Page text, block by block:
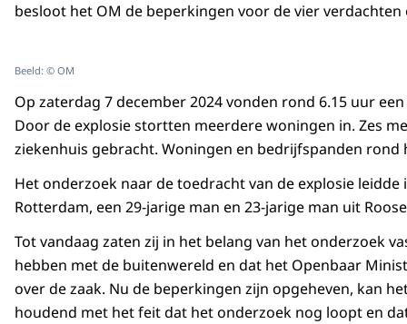
besloot het OM de beperkingen voor de vier
Beeld: © OM
Op zaterdag 7 december 2024 vonden rond 6.15 uur
Door de explosie stortten meerdere woningen in. Zes
ziekenhuis gebracht. Woningen en bedrijfspanden
Het onderzoek naar de toedracht van de explosie
Rotterdam, een 29-jarige man en 23-jarige man uit
Tot vandaag zaten zij in het belang van het onderzoek
hebben met de buitenwereld en dat het Openbaar
over de zaak. Nu de beperkingen zijn opgeheven, kan
houdend met het feit dat het onderzoek nog loopt en